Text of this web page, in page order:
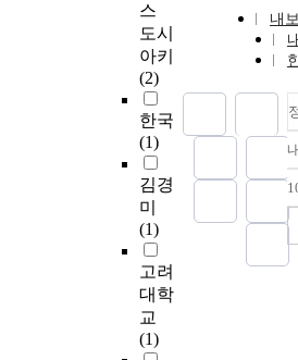
스
도시
아키
(2)
한국
(1)
김경
미
(1)
고려
대학
교
(1)
내